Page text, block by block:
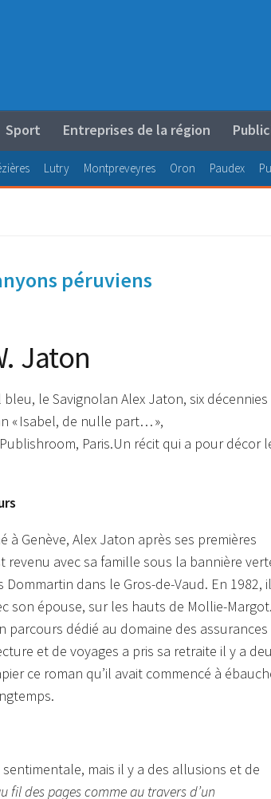
Sport Entreprises de la région
Lutry Montpreveyres Oron Paudex
péruviens
Jaton
le Savignolan Alex Jaton, six décennies
« Isabel, de nulle part… »,
Paris.Un récit qui a pour décor
à Genève, Alex Jaton après ses premières
revenu avec sa famille sous la bannière
dans le Gros-de-Vaud. En 1982,
son épouse, sur les hauts de Mollie-Margot.
parcours dédié au domaine des assurances
et de voyages a pris sa retraite il y a
ce roman qu’il avait commencé à
mais il y a des allusions et de
fil des pages comme au travers d’un